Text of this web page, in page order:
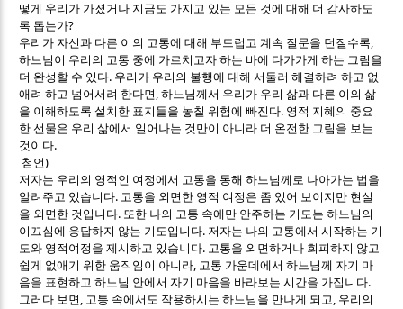
떻게 우리가 가졌거나 지금도 가지고 있는 모든 것에 대해 더 감사하도
록 돕는가?
우리가 자신과 다른 이의 고통에 대해 부드럽고 계속 질문을 던질수록,
하느님이 우리의 고통 중에 가르치고자 하는 바에 다가가게 하는 그림을
더 완성할 수 있다. 우리가 우리의 불행에 대해 서둘러 해결하려 하고 없
애려 하고 넘어서려 한다면 ,하느님께서 우리가 우리 삶과 다른 이의 삶
을 이해하도록 설치한 표지들을 놓칠 위험에 빠진다. 영적 지혜의 중요
한 선물은 우리 삶에서 일어나는 것만이 아니라 더 온전한 그림을 보는
것이다.
첨언)
저자는 우리의 영적인 여정에서 고통을 통해 하느님께로 나아가는 법을
알려주고 있습니다. 고통을 외면한 영적 여정은 좀 있어 보이지만 현실
을 외면한 것입니다. 또한 나의 고통 속에만 안주하는 기도는 하느님의
이끄심에 응답하지 않는 기도입니다. 저자는 나의 고통에서 시작하는 기
도와 영적여정을 제시하고 있습니다. 고통을 외면하거나 회피하지 않고
쉽게 없애기 위한 움직임이 아니라, 고통 가운데에서 하느님께 자기 마
음을 표현하고 하느님 안에서 자기 마음을 바라보는 시간을 가집니다.
그러다 보면 , 고통 속에서도 작용하시는 하느님을 만나게 되고 , 우리의